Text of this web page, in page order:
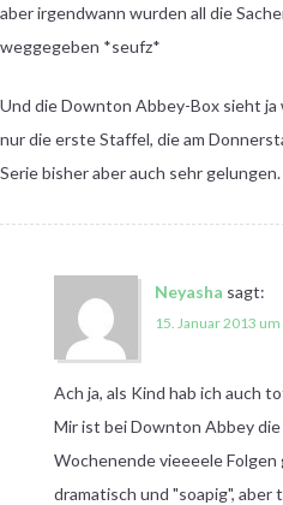
aber irgendwann wurden all die
weggegeben *seufz*
Und die Downton Abbey-Box sieht
nur die erste Staffel, die am
Serie bisher aber auch sehr gelungen.
Neyasha sagt:
15. Januar 2013
Ach ja, als Kind hab ich auch
Mir ist bei Downton Abbey die
Wochenende vieeeele
dramatisch und "soapig",